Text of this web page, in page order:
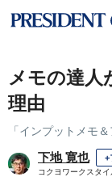
メモの達人
理由
「インプットメモ
下地 寛也 +
コクヨワークスタ